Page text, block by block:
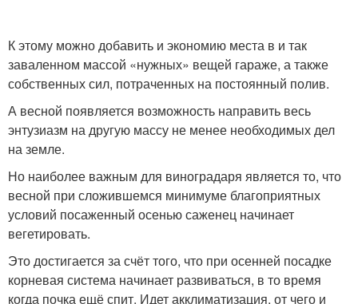
К этому можно добавить и экономию места в и так
заваленном массой «нужных» вещей гараже, а также
собственных сил, потраченных на постоянный полив.
А весной появляется возможность направить весь
энтузиазм на другую массу не менее необходимых дел
на земле.
Но наиболее важным для виноградаря является то, что
весной при сложившемся минимуме благоприятных
условий посаженный осенью саженец начинает
вегетировать.
Это достигается за счёт того, что при осенней посадке
корневая система начинает развиваться, в то время
когда почка ещё спит. Идет акклиматизация, от чего и